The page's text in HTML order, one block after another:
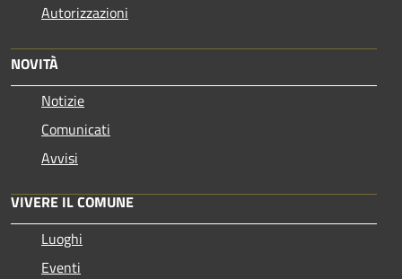
Autorizzazioni
NOVITÀ
Notizie
Comunicati
Avvisi
VIVERE IL COMUNE
Luoghi
Eventi